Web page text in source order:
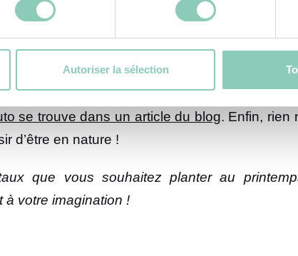
Autoriser la sélection
de soleil ? Chaussez vos bottes
que les végétaux vont bien. Vous
se trouve dans un article du blog. Enfin, rien
d’être en nature !
que vous souhaitez planter au
à votre imagination !